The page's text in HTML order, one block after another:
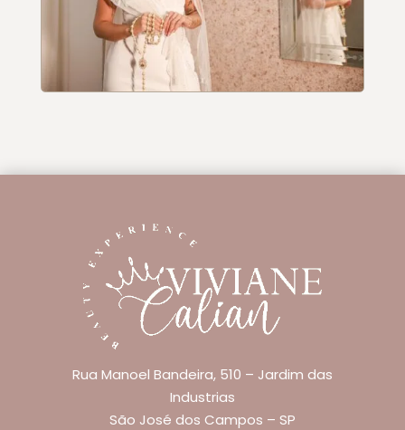
Rua Manoel Bandeira, 510 – Jardim das
Industrias
São José dos Campos – SP